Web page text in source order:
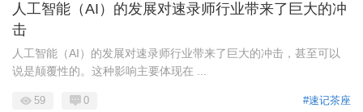
人工智能（AI）的发展对速录师行业带来了巨大的冲
击
人工智能（AI）的发展对速录师行业带来了巨大的冲击，甚至可以
说是颠覆性的。这种影响主要体现在 ...
#速记茶座
59 0